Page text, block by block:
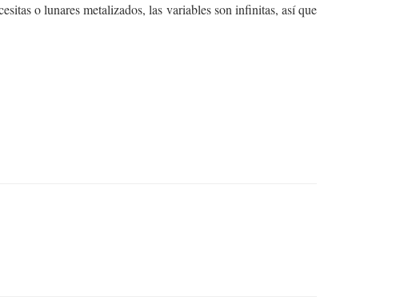
o lunares metalizados, las variables son infinitas, así que